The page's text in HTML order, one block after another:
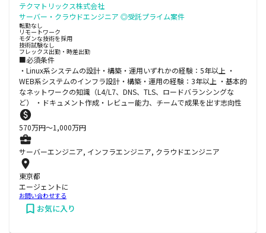
テクマトリックス株式会社
サーバー・クラウドエンジニア ◎受託プライム案件
転勤なし
リモートワーク
モダンな技術を採用
技術試験なし
フレックス出勤・時差出勤
■必須条件
・Linux系システムの設計・構築・運用いずれかの経験：5年以上 ・
WEB系システムのインフラ設計・構築・運用の経験：3年以上 ・基本的
なネットワークの知識（L4/L7、DNS、TLS、ロードバランシングな
ど） ・ドキュメント作成・レビュー能力、チームで成果を出す志向性
570万円〜1,000万円
サーバーエンジニア, インフラエンジニア, クラウドエンジニア
東京都
エージェントに
お問い合わせする
お気に入り